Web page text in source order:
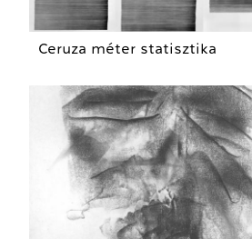
Ceruza méter statisztika